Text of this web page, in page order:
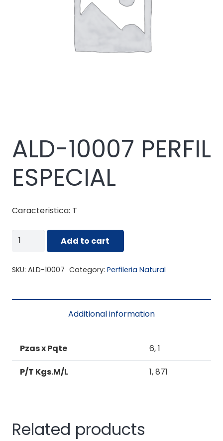
ALD-10007 PERFIL
ESPECIAL
Caracteristica: T
ALD-
Add to cart
SKU: ALD-10007 Category: Perfileria Natural
Additional information
Pzas x Pqte 6, 1
P/T Kgs.M/L 1, 871
Related products